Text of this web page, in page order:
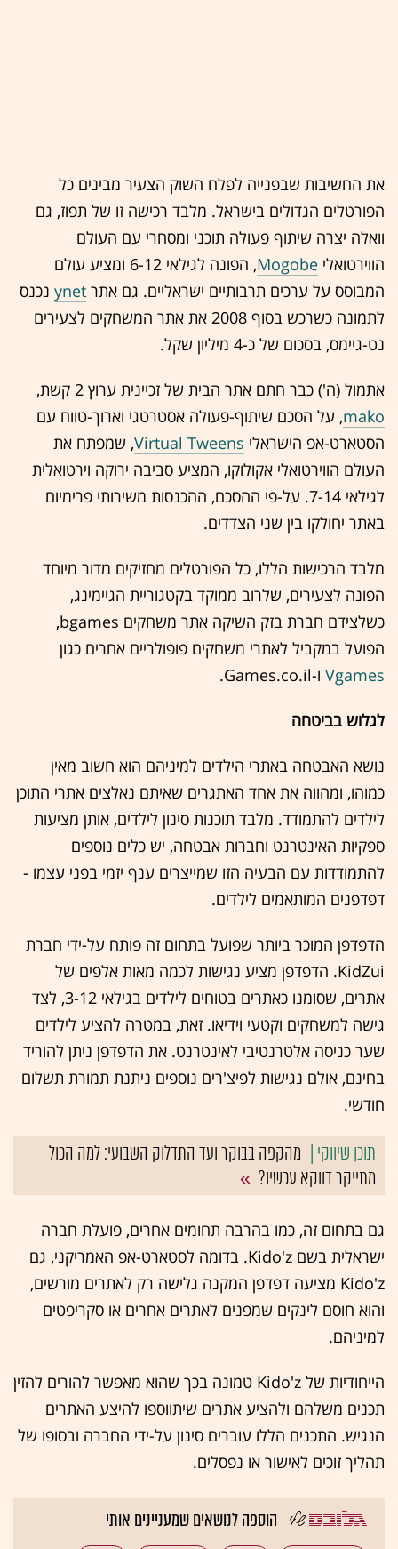
את החשיבות שבפנייה לפלח השוק הצעיר מבינים כל
הפורטלים הגדולים בישראל. מלבד רכישה זו של תפוז, גם
וואלה יצרה שיתוף פעולה תוכני ומסחרי עם העולם
הווירטואלי Mogobe
, הפונה לגילאי 6-12 ומציע עולם
המבוסס על ערכים תרבותיים ישראליים. גם אתר ynet נכנס
לתמונה כשרכש בסוף 2008 את אתר המשחקים לצעירים
נט-גיימס, בסכום של כ-4 מיליון שקל.
אתמול (ה') כבר חתם אתר הבית של זכיינית ערוץ 2 קשת,
mako, על הסכם שיתוף-פעולה אסטרטגי וארוך-טווח עם
הסטארט-אפ הישראלי Virtual Tweens, שמפתח את
העולם הווירטואלי אקולוקו, המציע סביבה ירוקה וירטואלית
לגילאי 7-14. על-פי ההסכם, ההכנסות משירותי פרימיום
באתר יחולקו בין שני הצדדים.
מלבד הרכישות הללו, כל הפורטלים מחזיקים מדור מיוחד
הפונה לצעירים, שלרוב ממוקד בקטגוריית הגיימינג,
כשלצידם חברת בזק השיקה אתר משחקים bgames,
הפועל במקביל לאתרי משחקים פופולריים אחרים כגון
Vgames ו-Games.co.il.
לגלוש בביטחה
נושא האבטחה באתרי הילדים למיניהם הוא חשוב מאין
כמוהו, ומהווה את אחד האתגרים שאיתם נאלצים אתרי התוכן
לילדים להתמודד. מלבד תוכנות סינון לילדים, אותן מציעות
ספקיות האינטרנט וחברות אבטחה, יש כלים נוספים
להתמודדות עם הבעיה הזו שמייצרים ענף יזמי בפני עצמו -
דפדפנים המותאמים לילדים.
הדפדפן המוכר ביותר שפועל בתחום זה פותח על-ידי חברת
KidZui. הדפדפן מציע נגישות לכמה מאות אלפים של
אתרים, שסומנו כאתרים בטוחים לילדים בגילאי 3-12, לצד
גישה למשחקים וקטעי וידיאו. זאת, במטרה להציע לילדים
שער כניסה אלטרנטיבי לאינטרנט. את הדפדפן ניתן להוריד
בחינם, אולם נגישות לפיצ'רים נוספים ניתנת תמורת תשלום
חודשי.
מהקפה בבוקר ועד התדלוק השבועי: למה הכול
מתייקר דווקא עכשיו?
גם בתחום זה, כמו בהרבה תחומים אחרים, פועלת חברה
ישראלית בשם Kido'z. בדומה לסטארט-אפ האמריקני, גם
Kido'z מציעה דפדפן המקנה גלישה רק לאתרים מורשים,
והוא חוסם לינקים שמפנים לאתרים אחרים או סקריפטים
למיניהם.
הייחודיות של Kido'z טמונה בכך שהוא מאפשר להורים להזין
תכנים משלהם ולהציע אתרים שיתווספו להיצע האתרים
הנגיש. התכנים הללו עוברים סינון על-ידי החברה ובסופו של
תהליך זוכים לאישור או נפסלים.
הוספה לנושאים שמעניינים אותי